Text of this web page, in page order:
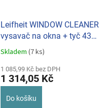
Leifheit WINDOW CLEANER
vysavač na okna + tyč 43
cm + mop na okna 51003
Průměrné
produktu
je
Skladem (7 ks)
1 085,99 Kč bez DPH
1 314,05 Kč
Do košíku